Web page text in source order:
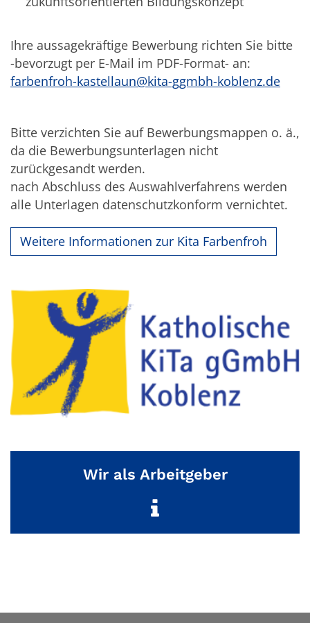
Ihre aussagekräftige Bewerbung richten Sie bitte
-bevorzugt per E-Mail im PDF-Format- an:
farbenfroh-kastellaun@kita-ggmbh-koblenz.de
Bitte verzichten Sie auf Bewerbungsmappen o. ä.,
da die Bewerbungsunterlagen nicht
zurückgesandt werden.
nach Abschluss des Auswahlverfahrens werden
alle Unterlagen datenschutzkonform vernichtet.
Weitere Informationen zur Kita Farbenfroh
Wir als Arbeitgeber